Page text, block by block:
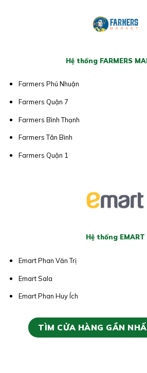
Hệ thống FARMERS
Farmers Phú Nhuận
Farmers Quận 7
Farmers Bình Thạnh
Farmers Tân Bình
Farmers Quận 1
Hệ thống EMART
Emart Phan Văn Trị
Emart Sala
Emart Phan Huy Ích
TÌM CỬA HÀNG GẦN